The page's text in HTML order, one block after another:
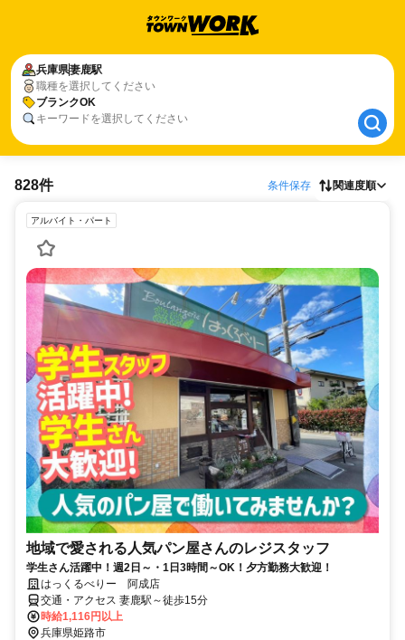
兵庫県妻鹿駅
職種を選択してください
ブランクOK
キーワードを選択してください
兵庫県妻鹿駅
ブランクOK
828件 条件保存 関連度順
アルバイト・パート
地域で愛される人気パン屋さんのレジスタッフ
学生さん活躍中！週2日～・1日3時間～OK！夕方勤務大歓迎！
はっくるべりー 阿成店
交通・アクセス 妻鹿駅～徒歩15分
時給1,116円以上
兵庫県姫路市